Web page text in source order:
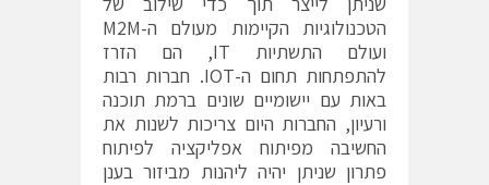
הטכנולוגיות הקיימות מעולם ה-M2M
ועולם התשתיות IT, הם הזרז
להתפתחות תחום ה-IOT. חברות רבות
באות עם יישומיים שונים ברמת תוכנה
ורעיון, החברות היום צריכות לשנות את
החשיבה מפיתוח אפליקציה לפיתוח
פתרון שניתן יהיה ליהנות מביזור בענן